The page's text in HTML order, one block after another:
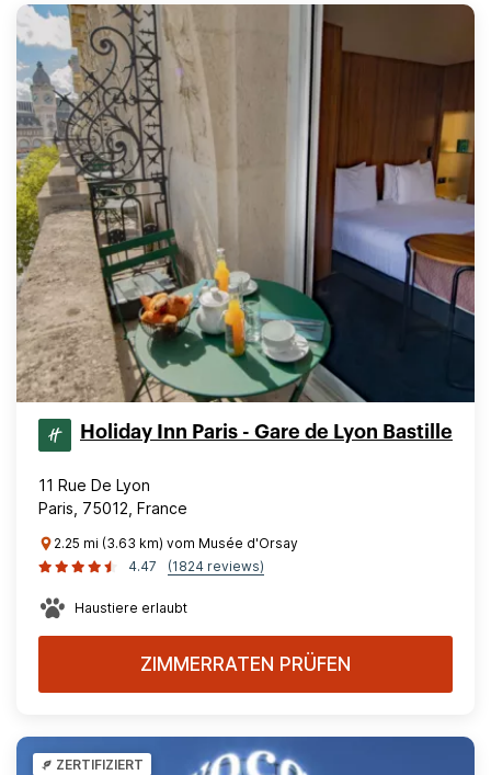
Holiday Inn Paris - Gare de Lyon Bastille
11 Rue De Lyon
Paris, 75012, France
2.25 mi (3.63 km) vom Musée d'Orsay
4.47
(1824 reviews)
Haustiere erlaubt
ZIMMERRATEN PRÜFEN
ZERTIFIZIERT